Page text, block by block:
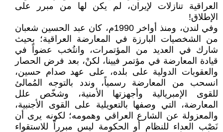
العراقية تنازلات لإيران، لم يكن لها من مبرر على
الإطلاق!
وفي لندن، ومنذ أواخر 1990م، كان عبد الحسين شعبان
من الشخصيات البارزة في المعارضة العراقية؛ بحيث
شارك في العديد من المؤتمرات، وانتُخب عضواً في
قيادة المعارضة في مؤتمر فيينا، لكنْ، بعد فرض الحصار
والعقوبات الدولية على بلده، على عهد صدام حسين،
انسحب من المعارضة رسمياً، وندد بالتوجه المُمالئ
للقوى الإمبريالية وأجهزتها الأمنية، وشخّص علل
المعارضة، التي وصفها بالتعويلية على القوى الأجنبية،
والمعزولة عن الشارع العراقي وهمومه؛ لكونه يرى أن
نَصْب العداء للنظام أو الحكومة ليس مبرراً للاستقواء